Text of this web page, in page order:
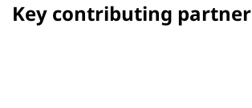
Key contributing partner